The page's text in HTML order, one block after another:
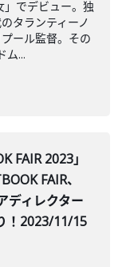
」でデビュー。独
タランティーノ
ール監督。その
ム...
FAIR 2023」
FAIR、
ディレクター
！2023/11/15